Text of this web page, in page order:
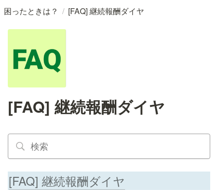
困ったときは？ / [FAQ] 継続報酬ダイヤ
[FAQ] 継続報酬ダイヤ
[FAQ] 継続報酬ダイヤ